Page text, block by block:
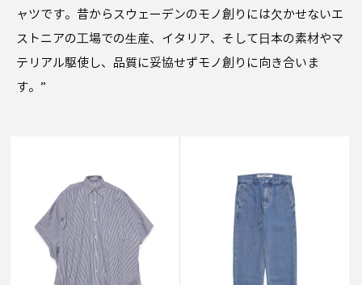
ャツです。昔からスウェーデンのモノ創りには⽋かせないエ
ストニアの⼯場での⽣産、イタリア、そして⽇本の素材やマ
テリアル駆使し、品質に妥協せずモノ創りに向き合いま
す。”
SCHNAYDERMAN'S
MEGA SHIRT STRIPE NAVY
AND WHITE
SCHNAYDERMAN'S
TROUSERS ALEF DENIM
WASHED BLUE